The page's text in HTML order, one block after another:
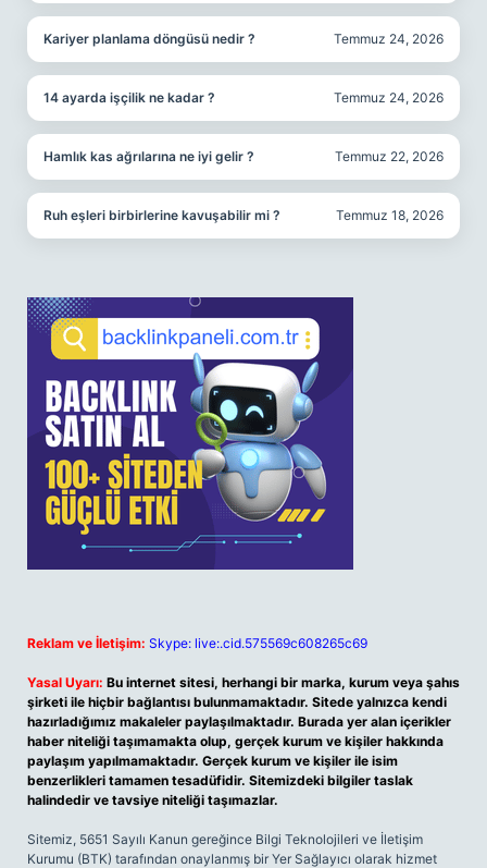
Kariyer planlama döngüsü nedir ? Temmuz 24, 2026
14 ayarda işçilik ne kadar ? Temmuz 24, 2026
Hamlık kas ağrılarına ne iyi gelir ? Temmuz 22, 2026
Ruh eşleri birbirlerine kavuşabilir mi ? Temmuz 18, 2026
Reklam ve İletişim: Skype: live:.cid.575569c608265c69
Yasal Uyarı: Bu internet sitesi, herhangi bir marka, kurum veya şahıs
şirketi ile hiçbir bağlantısı bulunmamaktadır. Sitede yalnızca kendi
hazırladığımız makaleler paylaşılmaktadır. Burada yer alan içerikler
haber niteliği taşımamakta olup, gerçek kurum ve kişiler hakkında
paylaşım yapılmamaktadır. Gerçek kurum ve kişiler ile isim
benzerlikleri tamamen tesadüfidir. Sitemizdeki bilgiler taslak
halindedir ve tavsiye niteliği taşımazlar.
Sitemiz, 5651 Sayılı Kanun gereğince Bilgi Teknolojileri ve İletişim
Kurumu (BTK) tarafından onaylanmış bir Yer Sağlayıcı olarak hizmet